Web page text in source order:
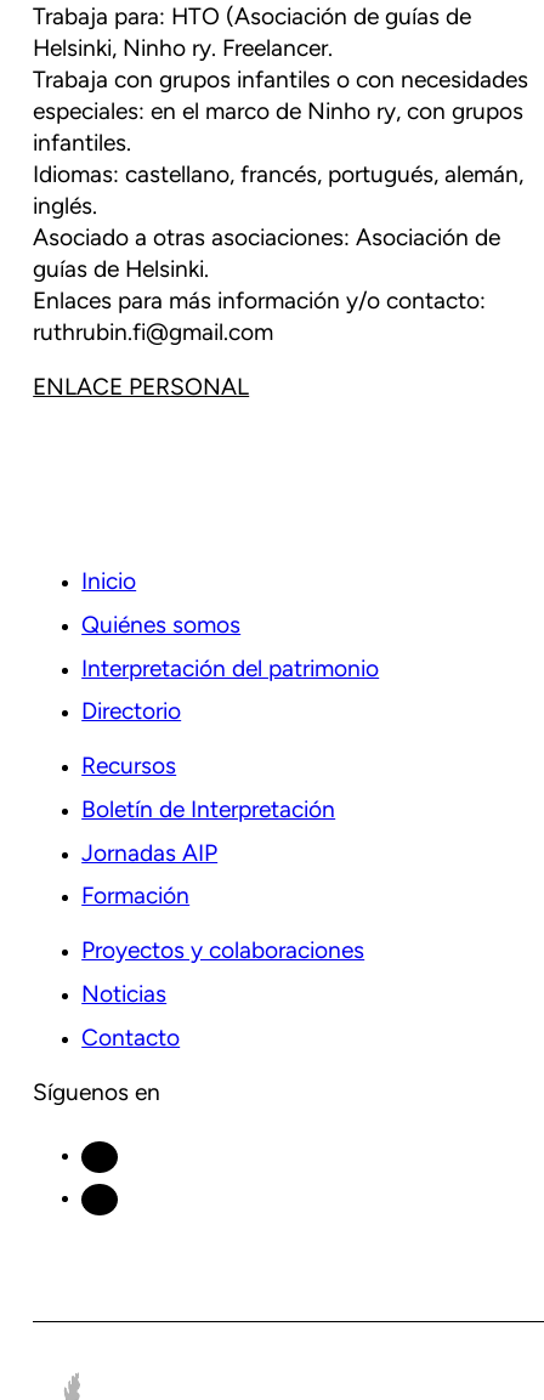
Trabaja para: HTO (Asociación de guías de
Helsinki, Ninho ry. Freelancer.
Trabaja con grupos infantiles o con necesidades
especiales: en el marco de Ninho ry, con grupos
infantiles.
Idiomas: castellano, francés, portugués, alemán,
inglés.
Asociado a otras asociaciones: Asociación de
guías de Helsinki.
Enlaces para más información y/o contacto:
ruthrubin.fi@gmail.com
ENLACE PERSONAL
Inicio
Quiénes somos
Interpretación del patrimonio
Directorio
Recursos
Boletín de Interpretación
Jornadas AIP
Formación
Proyectos y colaboraciones
Noticias
Contacto
Síguenos en